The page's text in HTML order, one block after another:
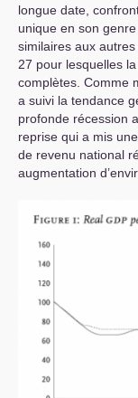
longue date,
unique en son
similaires aux
27 pour lesquelles
complètes. Comme
a suivi la tendance
profonde récession
reprise qui a mis
de revenu national
augmentation